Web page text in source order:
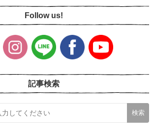
Follow us!
記事検索